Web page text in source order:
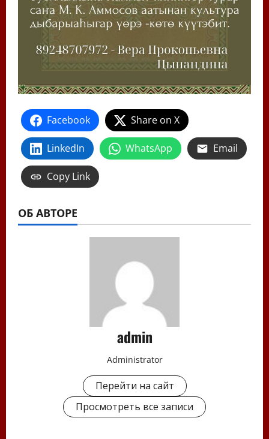
Facebook Share on X
LinkedIn WhatsApp Email
Copy Link
ОБ АВТОРЕ
admin
Administrator
Перейти на сайт
Просмотреть все записи